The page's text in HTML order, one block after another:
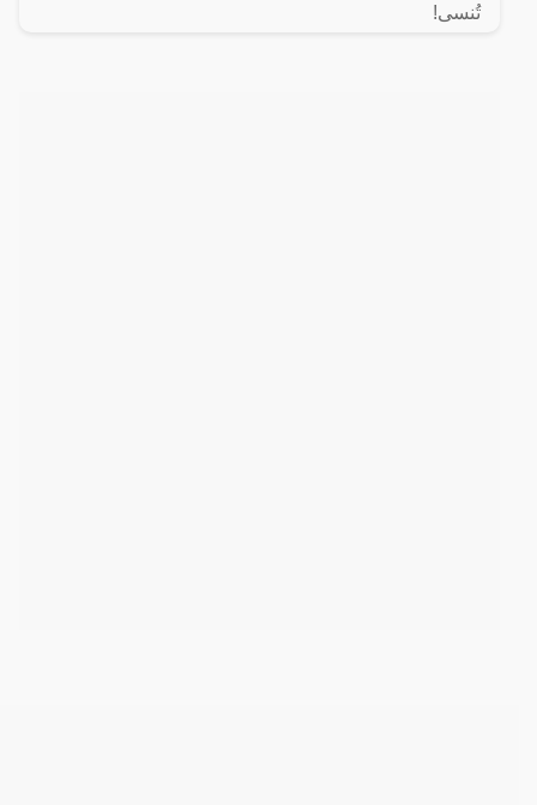
تُنسى!